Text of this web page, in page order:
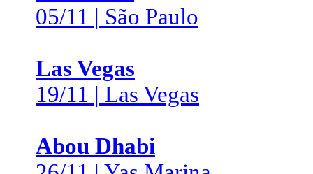
05/11 | São Paulo
Las Vegas
19/11 | Las Vegas
Abou Dhabi